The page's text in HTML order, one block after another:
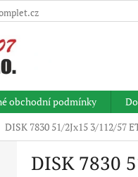
obchodní podmínky
DISK 7830 51/2Jx15 3/112/57
DISK 7830